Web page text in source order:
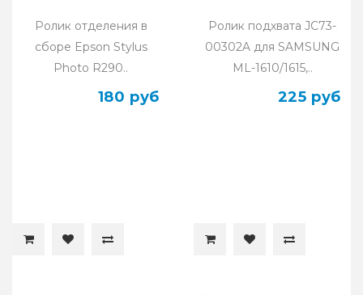
Ролик отделения в
сборе Epson Stylus
Photo R290..
180 руб
Ролик подхвата JC73-
00302A для SAMSUNG
ML-1610/1615,..
225 руб